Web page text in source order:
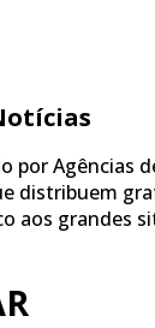
por Agências
distribuem
aos grandes